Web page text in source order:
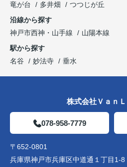
竜が台
多井畑
つつじが丘
沿線から探す
神戸市西神・山手線
山陽本線
駅から探す
名谷
妙法寺 垂水
株式会社Ｖａｎ
078-958-7779
〒652-0801
兵庫県神戸市兵庫区中道通１丁目